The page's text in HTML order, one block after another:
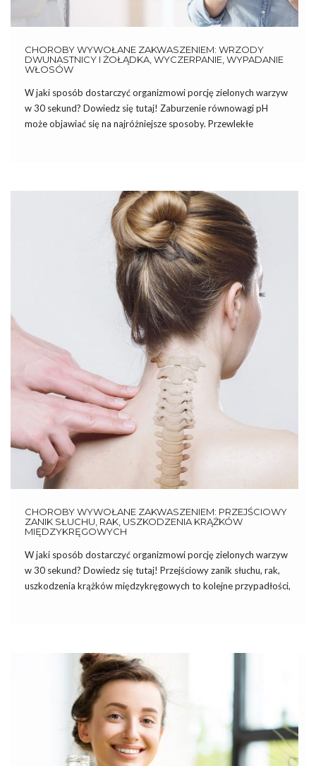
CHOROBY WYWOŁANE ZAKWASZENIEM: WRZODY
DWUNASTNICY I ŻOŁĄDKA, WYCZERPANIE, WYPADANIE
WŁOSÓW
W jaki sposób dostarczyć organizmowi porcję zielonych warzyw
w 30 sekund? Dowiedz się tutaj! Zaburzenie równowagi pH
może objawiać się na najróżniejsze sposoby. Przewlekłe
CHOROBY WYWOŁANE ZAKWASZENIEM: PRZEJŚCIOWY
ZANIK SŁUCHU, RAK, USZKODZENIA KRĄŻKÓW
MIĘDZYKRĘGOWYCH
W jaki sposób dostarczyć organizmowi porcję zielonych warzyw
w 30 sekund? Dowiedz się tutaj! Przejściowy zanik słuchu, rak,
uszkodzenia krążków międzykręgowych to kolejne przypadłości,